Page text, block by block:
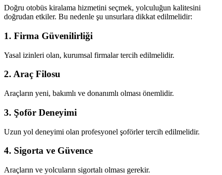
Doğru otobüs kiralama hizmetini seçmek, yolculuğun kalitesini
doğrudan etkiler. Bu nedenle şu unsurlara dikkat edilmelidir:
1. Firma Güvenilirliği
Yasal izinleri olan, kurumsal firmalar tercih edilmelidir.
2. Araç Filosu
Araçların yeni, bakımlı ve donanımlı olması önemlidir.
3. Şoför Deneyimi
Uzun yol deneyimi olan profesyonel şoförler tercih edilmelidir.
4. Sigorta ve Güvence
Araçların ve yolcuların sigortalı olması gerekir.